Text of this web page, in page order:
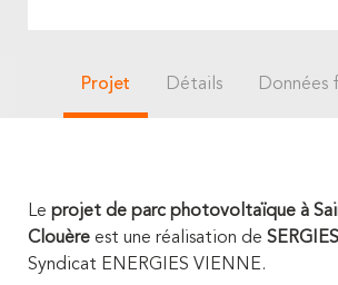
Projet Détails Données
Le projet de parc photovoltaïque à
Clouère est une réalisation de SERGIES
Syndicat ENERGIES VIENNE.